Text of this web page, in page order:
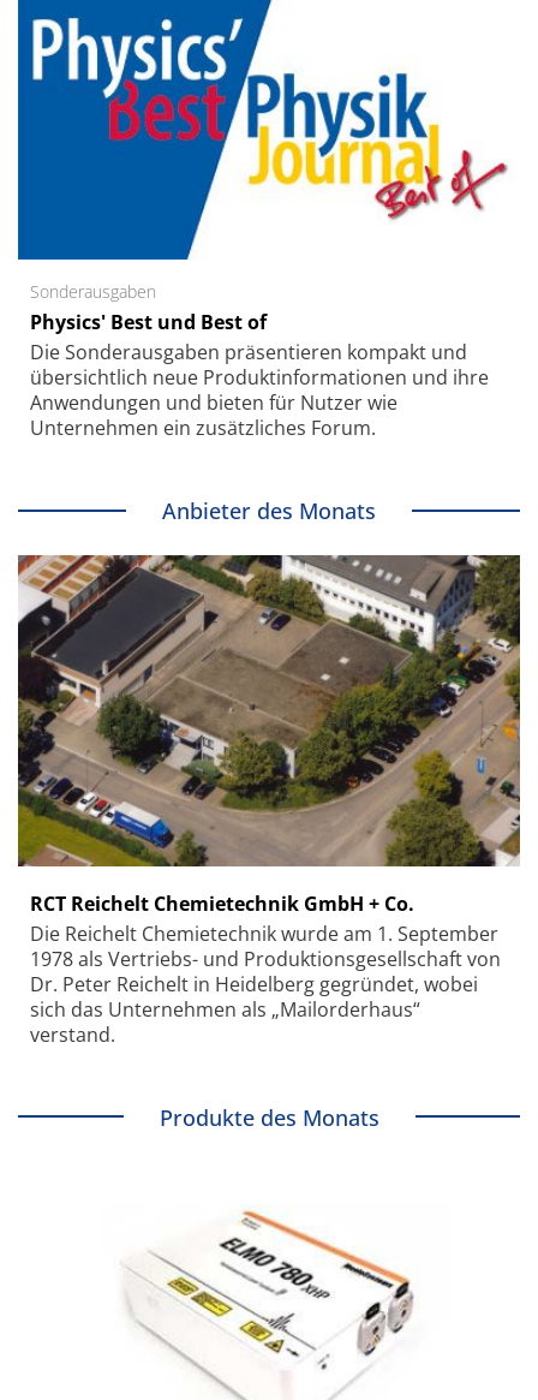
Sonderausgaben
Physics' Best und Best of
Die Sonder­ausgaben präsentieren kompakt und
übersichtlich neue Produkt­informationen und ihre
Anwendungen und bieten für Nutzer wie
Unternehmen ein zusätzliches Forum.
Anbieter des Monats
RCT Reichelt Chemietechnik GmbH + Co.
Die Reichelt Chemietechnik wurde am 1. September
1978 als Vertriebs- und Produktionsgesellschaft von
Dr. Peter Reichelt in Heidelberg gegründet, wobei
sich das Unternehmen als „Mailorderhaus“
verstand.
Produkte des Monats